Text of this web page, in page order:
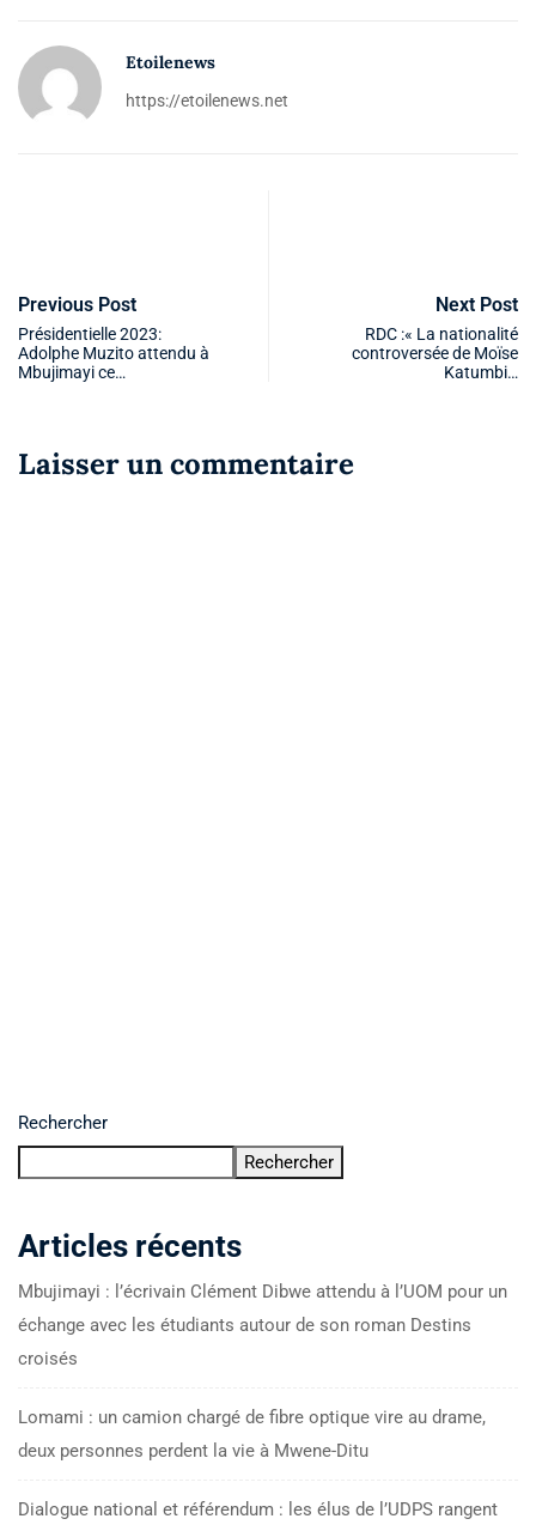
Etoilenews
https://etoilenews.net
Previous Post
Présidentielle 2023:
Adolphe Muzito attendu à
Mbujimayi ce…
Next Post
RDC :« La nationalité
controversée de Moïse
Katumbi…
Laisser un commentaire
Rechercher
Rechercher
Articles récents
Mbujimayi : l’écrivain Clément Dibwe attendu à l’UOM pour un
échange avec les étudiants autour de son roman Destins
croisés
Lomami : un camion chargé de fibre optique vire au drame,
deux personnes perdent la vie à Mwene-Ditu
Dialogue national et référendum : les élus de l’UDPS rangent